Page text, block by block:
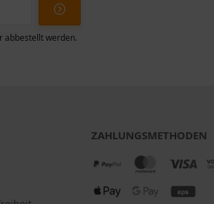
abbestellt werden.
ZAHLUNGSMETHODEN